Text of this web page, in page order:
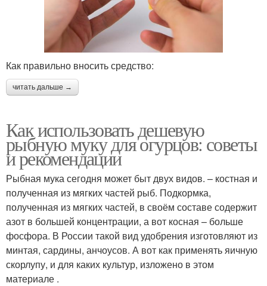
Как правильно вносить средство:
читать дальше →
Как использовать дешевую
рыбную муку для огурцов: советы
и рекомендации
Рыбная мука сегодня может быт двух видов. – костная и
полученная из мягких частей рыб. Подкормка,
полученная из мягких частей, в своём составе содержит
азот в большей концентрации, а вот косная – больше
фосфора. В России такой вид удобрения изготовляют из
минтая, сардины, анчоусов. А вот как применять яичную
скорлупу, и для каких культур, изложено в этом
материале .